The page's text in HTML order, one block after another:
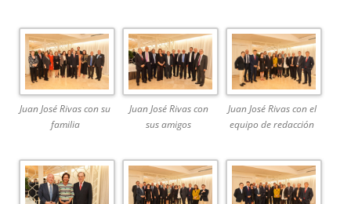
Juan José Rivas con su
familia
Juan José Rivas con
sus amigos
Juan José Rivas con el
equipo de redacción